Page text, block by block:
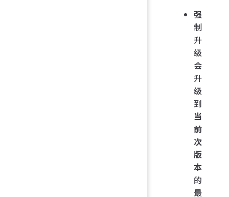
强
制
升
级
会
升
级
到
当
前
次
版
本
的
最